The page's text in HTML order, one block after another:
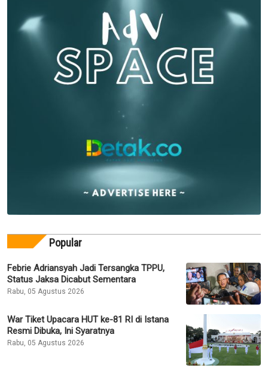
Popular
Febrie Adriansyah Jadi Tersangka TPPU,
Status Jaksa Dicabut Sementara
Rabu, 05 Agustus 2026
War Tiket Upacara HUT ke-81 RI di Istana
Resmi Dibuka, Ini Syaratnya
Rabu, 05 Agustus 2026